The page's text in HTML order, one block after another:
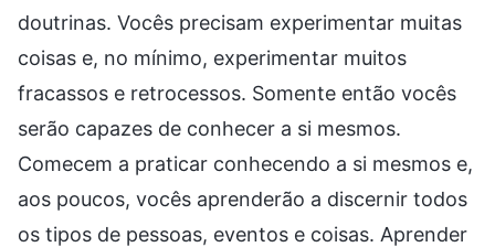
doutrinas. Vocês precisam experimentar muitas
coisas e, no mínimo, experimentar muitos
fracassos e retrocessos. Somente então vocês
serão capazes de conhecer a si mesmos.
Comecem a praticar conhecendo a si mesmos e,
aos poucos, vocês aprenderão a discernir todos
os tipos de pessoas, eventos e coisas. Aprender